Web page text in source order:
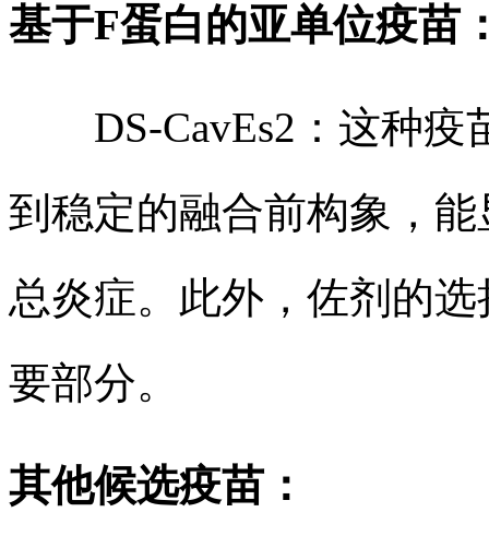
基于F蛋白的亚单位疫苗
DS-CavEs2：这种疫
到稳定的融合前构象，
总炎症。此外，佐剂的
要部分。
其他候选疫苗：